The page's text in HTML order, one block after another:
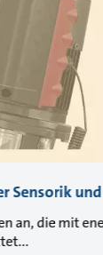
Sensorik
an, die mit